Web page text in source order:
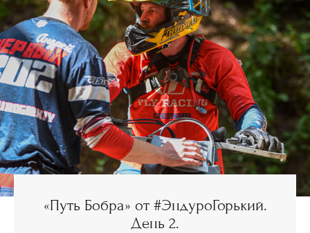
«Путь Бобра» от #ЭндуроГорький.
День 2.